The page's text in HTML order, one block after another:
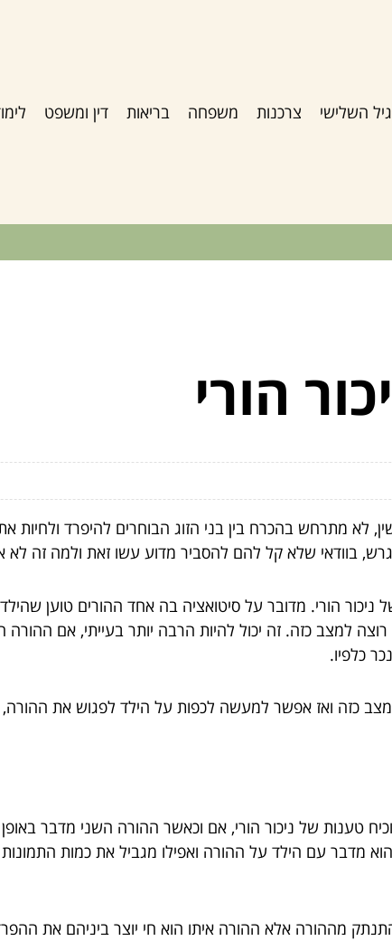
השלישי צרכנות משפחה בריאות דין ומשפט
הורי
לא מתרחש בהכרח בין בני הזוג הבוחרים להיפרד ולחיות
בוודאי שלא קל להם להסביר מדוע עשו זאת ולמה זה
הורי. מדובר על סיטואציה בה אחד ההורים טוען שהילד
למצב כזה. זה יכול להיות הרבה יותר בעייתי, אם ההורה
כלפיו.
מצב כזה ואז אפשר למעשה לכפות על הילד לפגוש את
טענות של ניכור הורי, אם וכאשר ההורה השני מדבר
מדבר עם הילד על ההורה ואפילו מגביל את כמות
מההורה אלא ההורה איתו הוא חי יוצר ביניהם את